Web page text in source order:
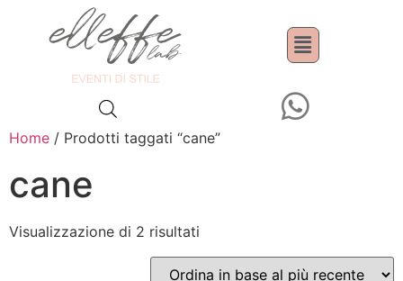
Home / Prodotti taggati “cane”
cane
Visualizzazione di 2 risultati